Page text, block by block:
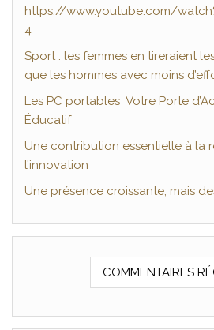
https://www.youtube.com/
4
Sport : les femmes en tireraient
que les hommes avec moins
Les PC portables Votre Porte
Éducatif
Une contribution essentielle à la
l’innovation
Une présence croissante, mais
COMMENTAIRES